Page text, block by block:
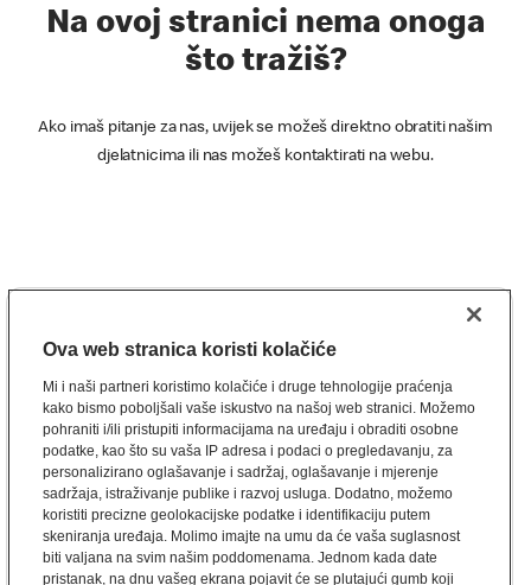
Na ovoj stranici nema onoga
što tražiš?
Ako imaš pitanje za nas, uvijek se možeš direktno obratiti našim
djelatnicima ili nas možeš kontaktirati na webu.
Ova web stranica koristi kolačiće
Mi i naši partneri koristimo kolačiće i druge tehnologije praćenja
kako bismo poboljšali vaše iskustvo na našoj web stranici. Možemo
pohraniti i/ili pristupiti informacijama na uređaju i obraditi osobne
podatke, kao što su vaša IP adresa i podaci o pregledavanju, za
personalizirano oglašavanje i sadržaj, oglašavanje i mjerenje
sadržaja, istraživanje publike i razvoj usluga. Dodatno, možemo
koristiti precizne geolokacijske podatke i identifikaciju putem
skeniranja uređaja. Molimo imajte na umu da će vaša suglasnost
biti valjana na svim našim poddomenama. Jednom kada date
pristanak, na dnu vašeg ekrana pojavit će se plutajući gumb koji